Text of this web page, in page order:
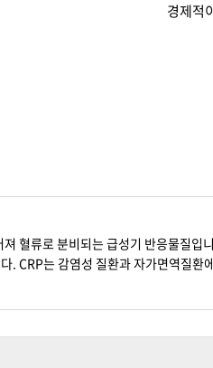
경제적
혈류로 분비되는 급성기 반응물질
. CRP는 감염성 질환과 자가면역질환